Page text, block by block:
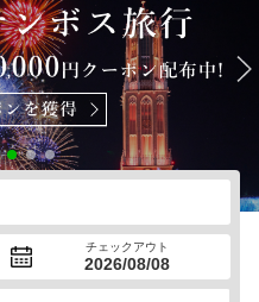
チェックアウト
2026/08/08